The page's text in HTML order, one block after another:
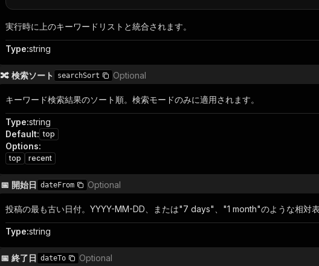
実行時に上のキーワードリストと統合されます。
Type:string
🔀 検索ソート searchSort Optional
キーワード検索結果のソート順。検索モードのみに適用されます。
Type:string
Default: top
Options:
top recent
📅 開始日 dateFrom Optional
投稿の最も古い日付。YYYY-MM-DD、または"7 days"、"1 month"のような相対表
Type:string
📅 終了日 dateTo Optional